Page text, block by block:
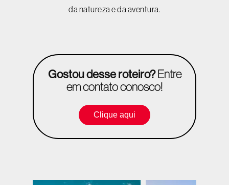
da natureza e da aventura.
Gostou desse roteiro?Entre
em contato conosco!
Clique aqui